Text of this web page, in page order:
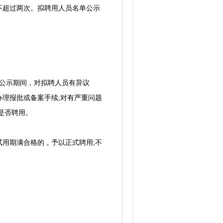
过两次。拟聘用人员名单公示
期间，对拟聘人员有异议
报批或备案手续;对有严重问题
聘用。
期满合格的，予以正式聘用;不